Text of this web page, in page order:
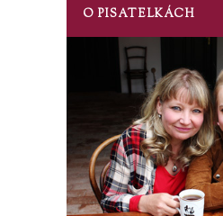
O PISATELKÁCH